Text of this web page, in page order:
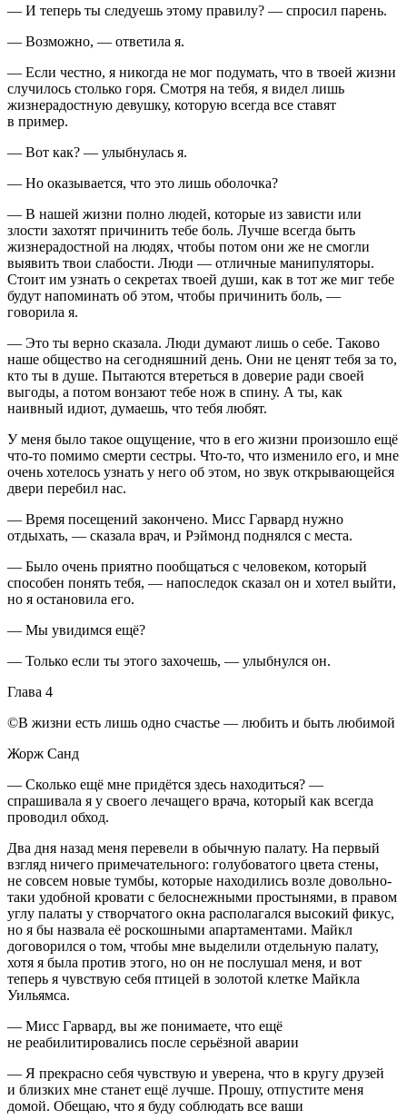
— И теперь ты следуешь этому правилу? — спросил парень.
— Возможно, — ответила я.
— Если честно, я никогда не мог подумать, что в твоей жизни
случилось столько горя. Смотря на тебя, я видел лишь
жизнерадостную девушку, которую всегда все ставят
в пример.
— Вот как? — улыбнулась я.
— Но оказывается, что это лишь оболочка?
— В нашей жизни полно людей, которые из зависти или
злости захотят причинить тебе боль. Лучше всегда быть
жизнерадостной на людях, чтобы потом они же не смогли
выявить твои слабости. Люди — отличные манипуляторы.
Стоит им узнать о секретах твоей души, как в тот же миг тебе
будут напоминать об этом, чтобы причинить боль, —
говорила я.
— Это ты верно сказала. Люди думают лишь о себе. Таково
наше общество на сегодняшний день. Они не ценят тебя за то,
кто ты в душе. Пытаются втереться в доверие ради своей
выгоды, а потом вонзают тебе нож в спину. А ты, как
наивный идиот, думаешь, что тебя любят.
У меня было такое ощущение, что в его жизни произошло ещё
что-то помимо смерти сестры. Что-то, что изменило его, и мне
очень хотелось узнать у него об этом, но звук открывающейся
двери перебил нас.
— Время посещений закончено. Мисс Гарвард нужно
отдыхать, — сказала врач, и Рэймонд поднялся с места.
— Было очень приятно пообщаться с человеком, который
способен понять тебя, — напоследок сказал он и хотел выйти,
но я остановила его.
— Мы увидимся ещё?
— Только если ты этого захочешь, — улыбнулся он.
Глава 4
©В жизни есть лишь одно счастье — любить и быть любимой
Жорж Санд
— Сколько ещё мне придётся здесь находиться? —
спрашивала я у своего лечащего врача, который как всегда
проводил обход.
Два дня назад меня перевели в обычную палату. На первый
взгляд ничего примечательного: голубоватого цвета стены,
не совсем новые тумбы, которые находились возле довольно-
таки удобной кровати с белоснежными простынями, в правом
углу палаты у створчатого окна располагался высокий фикус,
но я бы назвала её роскошными апартаментами. Майкл
договорился о том, чтобы мне выделили отдельную палату,
хотя я была против этого, но он не послушал меня, и вот
теперь я чувствую себя птицей в золотой клетке Майкла
Уильямса.
— Мисс Гарвард, вы же понимаете, что ещё
не реабилитировались после серьёзной аварии
— Я прекрасно себя чувствую и уверена, что в кругу друзей
и близких мне станет ещё лучше. Прошу, отпустите меня
домой. Обещаю, что я буду соблюдать все ваши